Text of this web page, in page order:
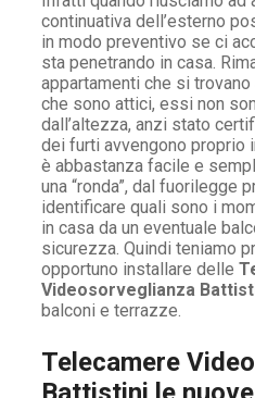
continuativa dell’esterno
in modo preventivo se ci
sta penetrando in casa.
appartamenti che si
che sono attici, essi non
dall’altezza, anzi stato
dei furti avvengono proprio
è abbastanza facile e
una “ronda”, dal fuorilegge
identificare quali sono i
in casa da un eventuale
sicurezza. Quindi teniamo
opportuno installare delle
Videosorveglianza
balconi e terrazze.
Telecamere